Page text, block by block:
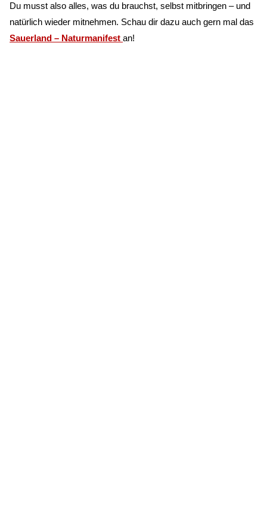
Du musst also alles, was du brauchst, selbst mitbringen – und
natürlich wieder mitnehmen. Schau dir dazu auch gern mal das
Sauerland – Naturmanifestan!